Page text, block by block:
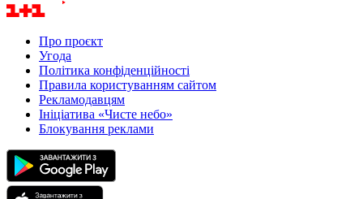
Про проєкт
Угода
Політика конфіденційності
Правила користуванням сайтом
Рекламодавцям
Ініціатива «Чисте небо»
Блокування реклами